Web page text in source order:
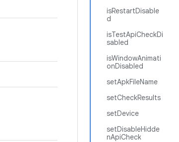
isRestartDisable
d
isTestApiCheckDi
sabled
isWindowAnimati
onDisabled
setApkFileName
setCheckResults
setDevice
setDisableHidde
nApiCheck